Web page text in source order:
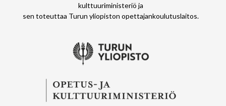
kulttuuriministeriö ja
sen toteuttaa Turun yliopiston opettajankoulutuslaitos.